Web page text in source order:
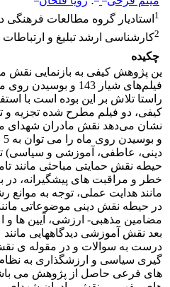
1 استادیار گروه مطالعات فرهنگی
2کارشناسی ارشد تبلیغ و
چکیده
ین پژوهش کیفی به بازنمایی نقش
فیلم‌های شیار 143 و
راستا تلاش بر این بوده است با
کیفی، دو فیلم مطرح شده تجزیه و
دینی، عاطفی، آموزشی و سیاسی)
حیطه نقش حمایتی مباحثی مانند
خطر و مراقبت های پیشگیرانه، در
مانند هدایت عملی، توجه به موانع
در حیطه نقش دینی موضوعاتی
مضامین مذهبی- ارزشی، آیین ها و
بعد نقش آموزشی دیدگاههایی
درست به سوالات و در مقوله ی
گیری سیاسی و ارزشگذاری به
های فرعی حاصل از پژوهش می